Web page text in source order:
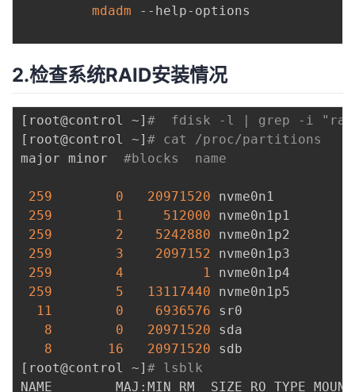
mdadm --help-options
2.检查系统RAID安装情况
[ root@control ~] #  fdisk -l | grep -i
[ root@control ~] # cat /proc/partitions
major minor #blocks  name
259 0 20971520 nvme0n1
259
1 512000 nvme0n1p1
259
2 5242880 nvme0n1p2
259
3 2097152 nvme0n1p3
259
4 1 nvme0n1p4
259
5 13117440 nvme0n1p5
11
0 6936576 sr0
8
0 20971520 sda
8
16 20971520
[ root@control ~] # lsblk
NAME        MAJ:MIN RM  SIZE RO TYPE